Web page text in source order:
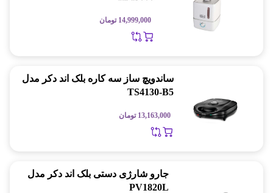
14,999,000 تومان
ساندویچ ساز سه کاره بلک اند دکر مدل
TS4130-B5
13,163,000 تومان
جارو شارژی دستی بلک اند دکر مدل
PV1820L